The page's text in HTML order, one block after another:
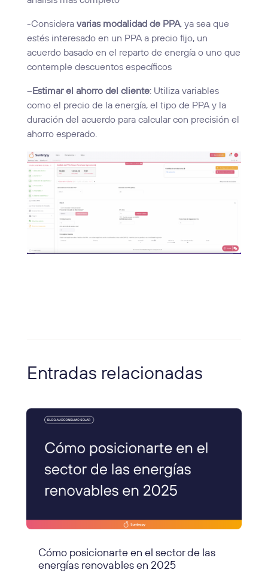
-Considera varias modalidad de PPA, ya sea que
estés interesado en un PPA a precio fijo, un
acuerdo basado en el reparto de energía o uno que
contemple descuentos específicos
– Estimar el ahorro del cliente: Utiliza variables
como el precio de la energía, el tipo de PPA y la
duración del acuerdo para calcular con precisión el
ahorro esperado.
Entradas relacionadas
Cómo posicionarte en el sector de las
energías renovables en 2025